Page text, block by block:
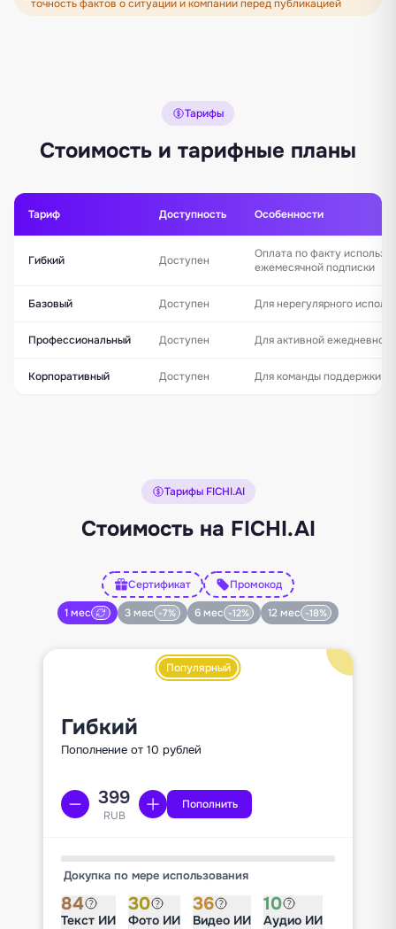
точность фактов о ситуации и компании перед публикацией
Тарифы
Стоимость и тарифные планы
Тариф Доступность Особенности
Гибкий Доступен
Оплата по факту
ежемесячной подписки
Базовый Доступен Для нерегулярного
Профессиональный Доступен Для активной ежедневной
Корпоративный Доступен Для команды поддержки и
Тарифы FICHI.AI
Стоимость на FICHI.AI
Сертификат
1 мес
3 мес -7% 6 мес -12% 12 мес -18%
Промокод
Популярный
Гибкий
Пополнение от 10 рублей
RUB
Пополнить
Докупка по мере использования
84
Текст ИИ
30
Фото ИИ
36
Видео ИИ
10
Аудио ИИ